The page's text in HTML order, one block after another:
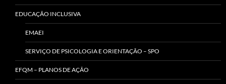
EDUCAÇÃO INCLUSIVA
EMAEI
SERVIÇO DE PSICOLOGIA E ORIENTAÇÃO – SPO
EFQM – PLANOS DE AÇÃO